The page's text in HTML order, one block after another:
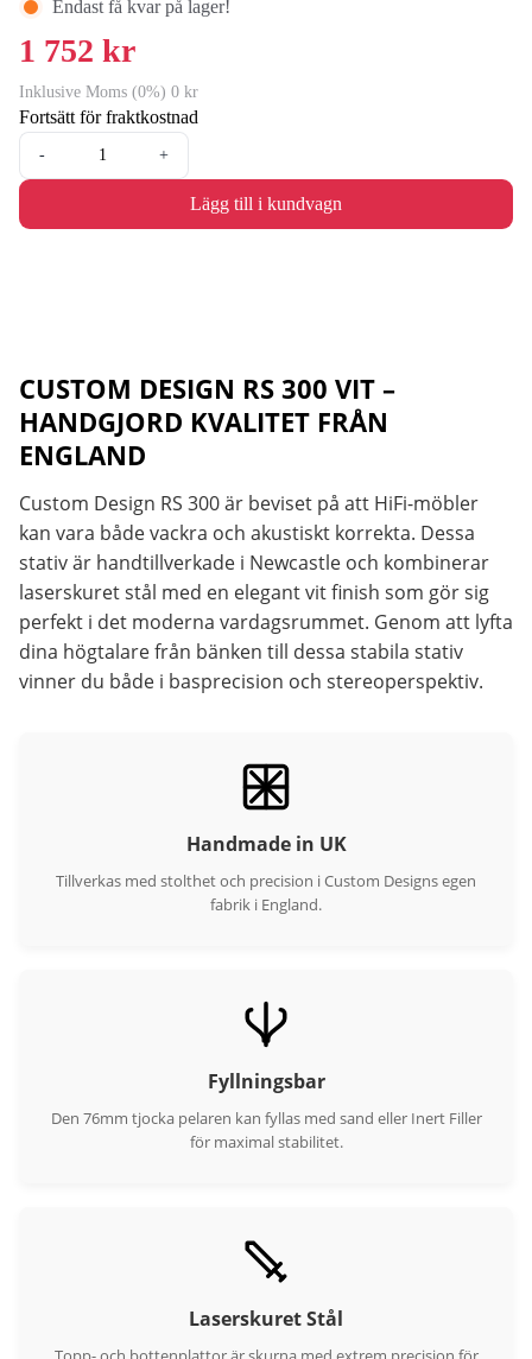
Endast få kvar på lager!
1 752 kr
Inklusive Moms (0%) 0 kr
Fortsätt för fraktkostnad
- +
Lägg till i kundvagn
CUSTOM DESIGN RS 300 VIT –
HANDGJORD KVALITET FRÅN
ENGLAND
Custom Design RS 300 är beviset på att HiFi-möbler
kan vara både vackra och akustiskt korrekta. Dessa
stativ är handtillverkade i Newcastle och kombinerar
laserskuret stål med en elegant vit finish som gör sig
perfekt i det moderna vardagsrummet. Genom att lyfta
dina högtalare från bänken till dessa stabila stativ
vinner du både i basprecision och stereoperspektiv.
Handmade in UK
Tillverkas med stolthet och precision i Custom Designs egen
fabrik i England.
Fyllningsbar
Den 76mm tjocka pelaren kan fyllas med sand eller Inert Filler
för maximal stabilitet.
Laserskuret Stål